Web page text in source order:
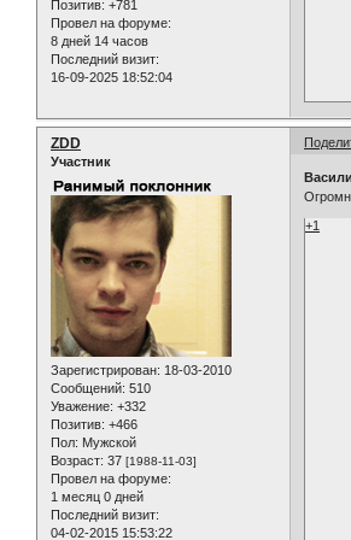
Позитив: +781
Провел на форуме:
8 дней 14 часов
Последний визит:
16-09-2025 18:52:04
ZDD
Участник
Зарегистрирован: 18-03-2010
Сообщений: 510
Уважение: +332
Позитив: +466
Пол: Мужской
Возраст: 37 [1988-11-03]
Провел на форуме:
1 месяц 0 дней
Последний визит:
04-02-2015 15:53:22
+1